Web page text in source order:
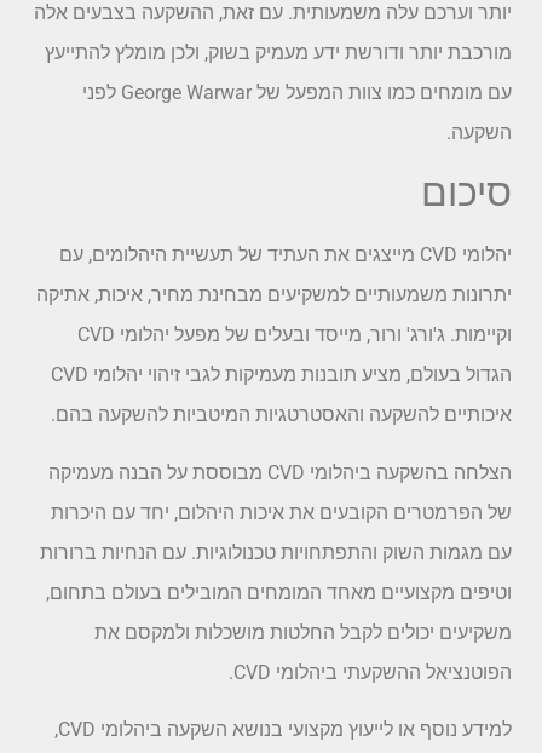
יותר וערכם עלה משמעותית. עם זאת, ההשקעה בצבעים אלה
מורכבת יותר ודורשת ידע מעמיק בשוק, ולכן מומלץ להתייעץ
עם מומחים כמו צוות המפעל של George Warwar לפני
השקעה.
סיכום
יהלומי CVD מייצגים את העתיד של תעשיית היהלומים, עם
יתרונות משמעותיים למשקיעים מבחינת מחיר, איכות, אתיקה
וקיימות. ג'ורג' ורור, מייסד ובעלים של מפעל יהלומי CVD
הגדול בעולם, מציע תובנות מעמיקות לגבי זיהוי יהלומי CVD
איכותיים להשקעה והאסטרטגיות המיטביות להשקעה בהם.
הצלחה בהשקעה ביהלומי CVD מבוססת על הבנה מעמיקה
של הפרמטרים הקובעים את איכות היהלום, יחד עם היכרות
עם מגמות השוק והתפתחויות טכנולוגיות. עם הנחיות ברורות
וטיפים מקצועיים מאחד המומחים המובילים בעולם בתחום,
משקיעים יכולים לקבל החלטות מושכלות ולמקסם את
הפוטנציאל ההשקעתי ביהלומי CVD.
למידע נוסף או לייעוץ מקצועי בנושא השקעה ביהלומי CVD,